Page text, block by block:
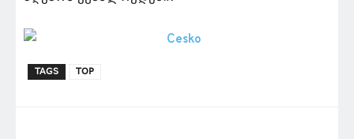
TAGS TOP